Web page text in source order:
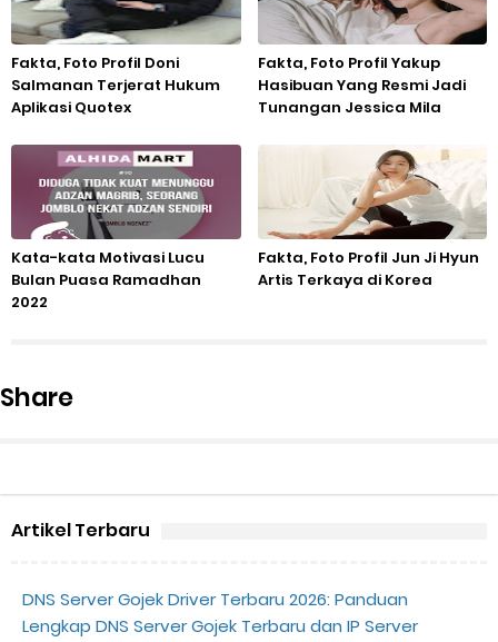
Fakta, Foto Profil Doni
Salmanan Terjerat Hukum
Aplikasi Quotex
Fakta, Foto Profil Yakup
Hasibuan Yang Resmi Jadi
Tunangan Jessica Mila
Kata-kata Motivasi Lucu
Bulan Puasa Ramadhan
2022
Fakta, Foto Profil Jun Ji Hyun
Artis Terkaya di Korea
Share
Artikel Terbaru
DNS Server Gojek Driver Terbaru 2026: Panduan
Lengkap DNS Server Gojek Terbaru dan IP Server